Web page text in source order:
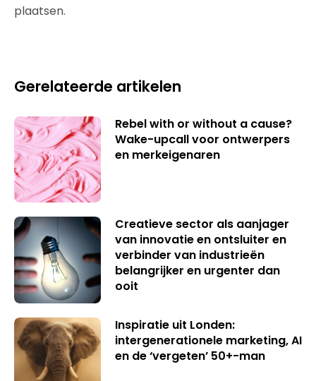
plaatsen.
Gerelateerde artikelen
Rebel with or without a cause?
Wake-upcall voor ontwerpers
en merkeigenaren
Creatieve sector als aanjager
van innovatie en ontsluiter en
verbinder van industrieën
belangrijker en urgenter dan
ooit
Inspiratie uit Londen:
intergenerationele marketing, AI
en de ‘vergeten’ 50+-man